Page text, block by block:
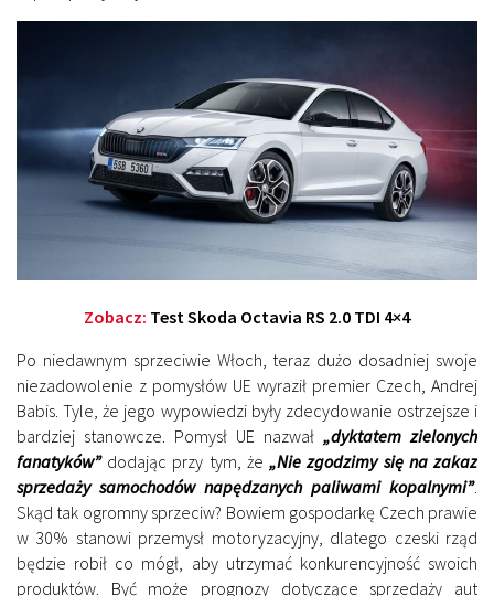
Zobacz: Test Skoda Octavia RS 2.0 TDI 4×4
Po niedawnym sprzeciwie Włoch, teraz dużo dosadniej swoje
niezadowolenie z pomysłów UE wyraził premier Czech, Andrej
Babis. Tyle, że jego wypowiedzi były zdecydowanie ostrzejsze i
bardziej stanowcze. Pomysł UE nazwał „dyktatem zielonych
fanatyków”dodając przy tym, że„Nie zgodzimy się na zakaz
sprzedaży samochodów napędzanych paliwami kopalnymi”.
Skąd tak ogromny sprzeciw? Bowiem gospodarkę Czech prawie
w 30% stanowi przemysł motoryzacyjny, dlatego czeski rząd
będzie robił co mógł, aby utrzymać konkurencyjność swoich
produktów. Być może prognozy dotyczące sprzedaży aut